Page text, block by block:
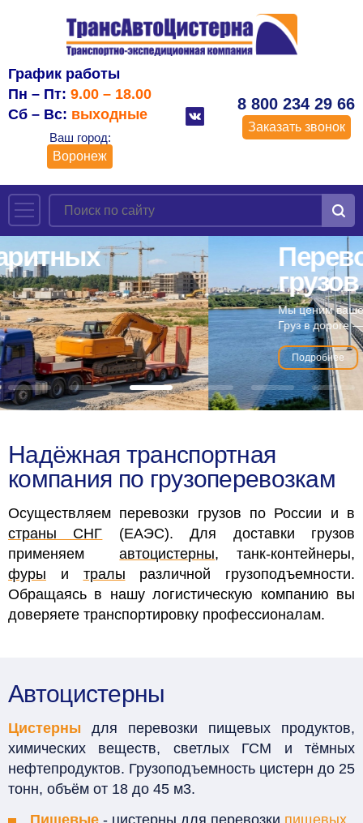
График работы
Пн – Пт: 9.00 – 18.00
Сб – Вс: выходные
Ваш город:
Воронеж
8 800 234 29 66
Заказать звонок
Перевозка наливных
грузов
Мы ценим ваше время!
Груз в дороге — вы без забот.
Подробнее
Надёжная транспортная
компания по грузоперевозкам
Осуществляем перевозки грузов по России и в
страны СНГ (ЕАЭС). Для доставки грузов
применяемавтоцистерны, танк-контейнеры,
фуры и тралы различной грузоподъемности.
Обращаясь в нашу логистическую компанию вы
доверяете транспортировку профессионалам.
Автоцистерны
Цистерны для перевозки пищевых продуктов,
химических веществ, светлых ГСМ и тёмных
нефтепродуктов. Грузоподъемность цистерн до 25
тонн, объём от 18 до 45 м3.
Пищевые - цистерны для перевозки пищевых